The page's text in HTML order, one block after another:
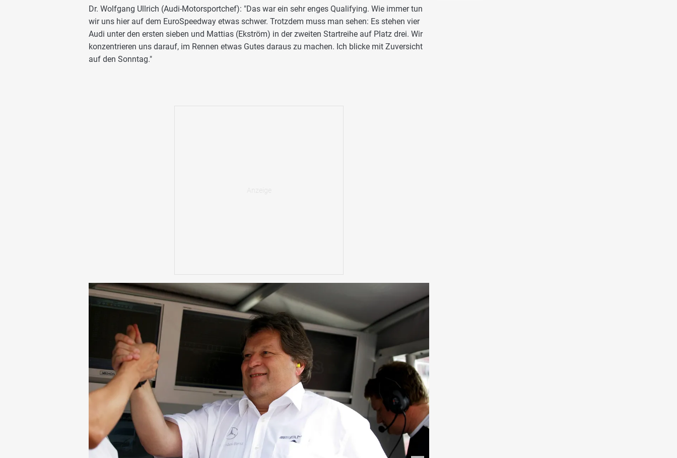
Dr. Wolfgang Ullrich (Audi-Motorsportchef): "Das war ein sehr enges Qualifying. Wie immer tun
wir uns hier auf dem EuroSpeedway etwas schwer. Trotzdem muss man sehen: Es stehen vier
Audi unter den ersten sieben und Mattias (Ekström) in der zweiten Startreihe auf Platz drei. Wir
konzentrieren uns darauf, im Rennen etwas Gutes daraus zu machen. Ich blicke mit Zuversicht
auf den Sonntag."